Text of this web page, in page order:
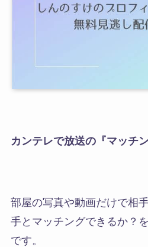
カンテレで放送の『マッチ
部屋の写真や動画だけで相
手とマッチングできるか？
です。